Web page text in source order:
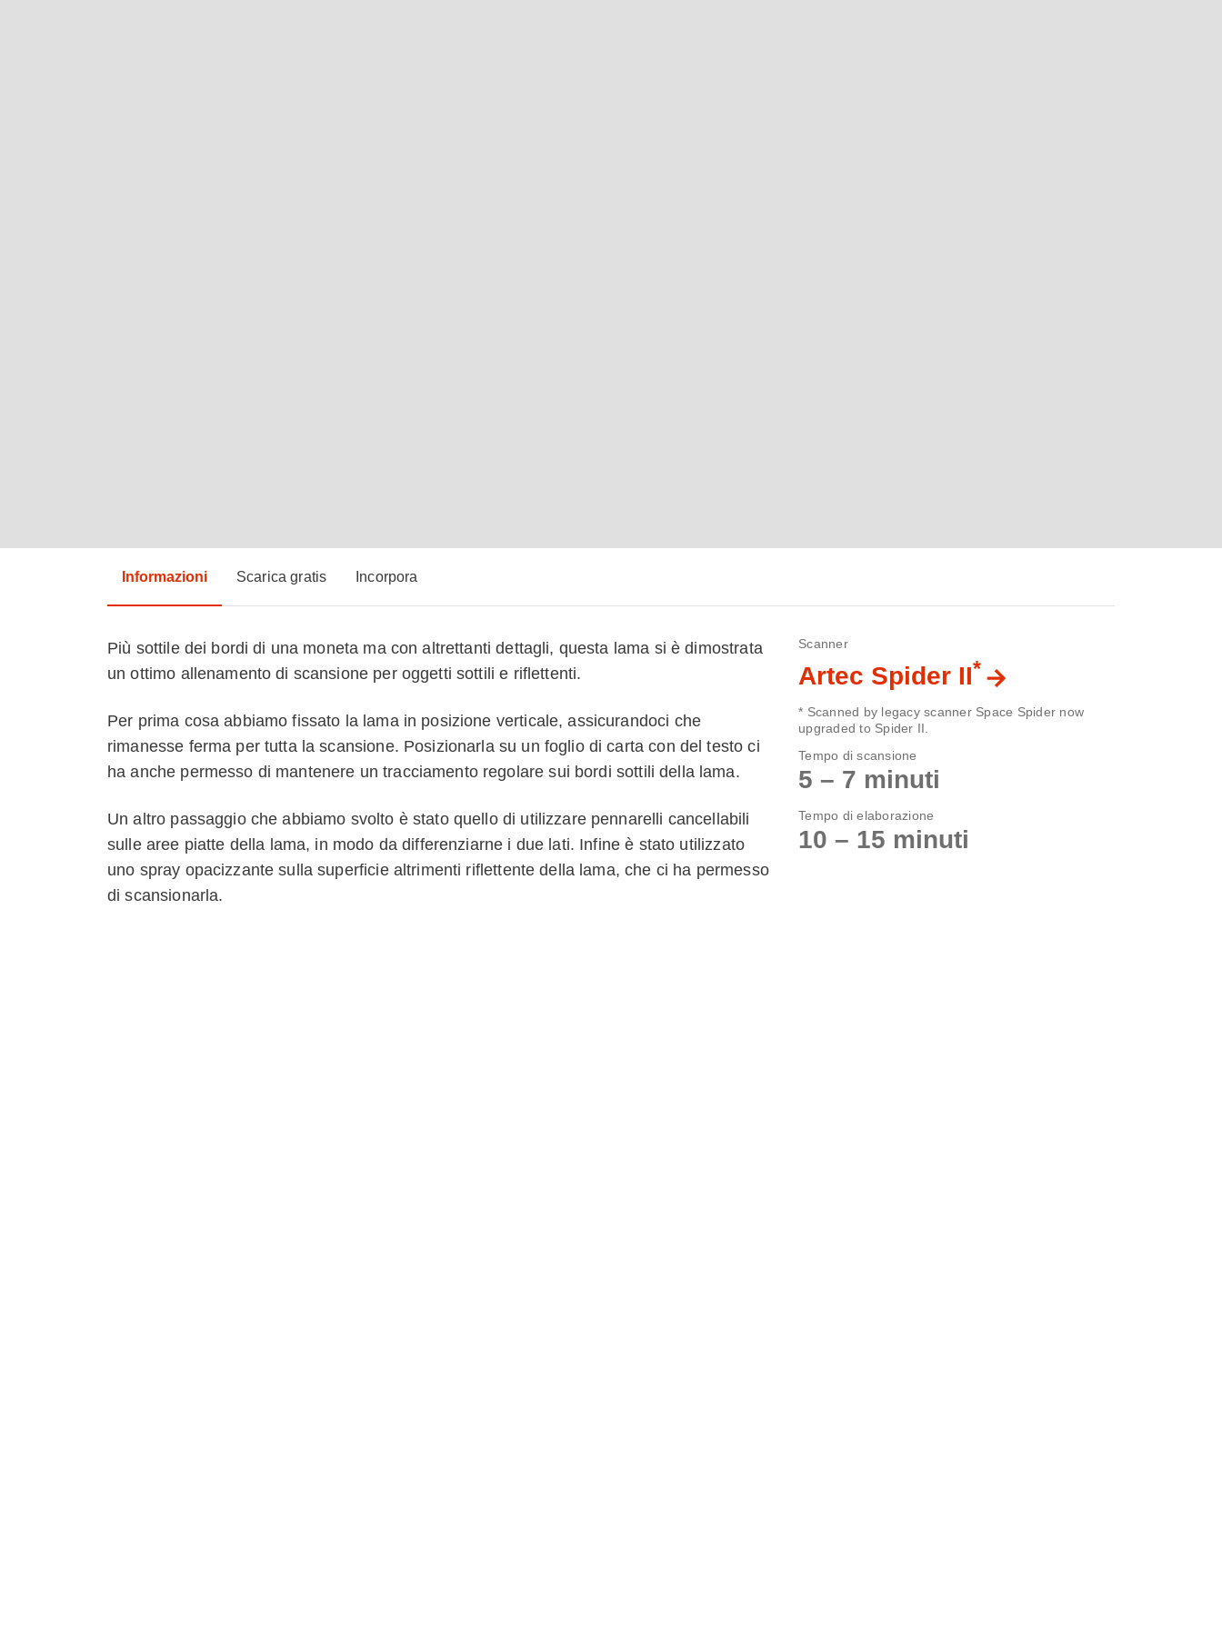
Informazioni Scarica gratis Incorpora
Scanner
Artec Spider II*
* Scanned by legacy scanner Space Spider now
upgraded to Spider II.
Tempo di scansione
5 – 7 minuti
Tempo di elaborazione
10 – 15 minuti
Più sottile dei bordi di una moneta ma con altrettanti dettagli, questa lama si è dimostrata
un ottimo allenamento di scansione per oggetti sottili e riflettenti.
Per prima cosa abbiamo fissato la lama in posizione verticale, assicurandoci che
rimanesse ferma per tutta la scansione. Posizionarla su un foglio di carta con del testo ci
ha anche permesso di mantenere un tracciamento regolare sui bordi sottili della lama.
Un altro passaggio che abbiamo svolto è stato quello di utilizzare pennarelli cancellabili
sulle aree piatte della lama, in modo da differenziarne i due lati. Infine è stato utilizzato
uno spray opacizzante sulla superficie altrimenti riflettente della lama, che ci ha permesso
di scansionarla.